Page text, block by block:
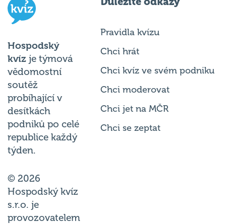
kvízje týmová
vědomostní
soutěž
probíhající v
desítkách
podniků po celé
republice každý
týden.
Hospodský kvíz
s.r.o. je
provozovatelem
Hospodského